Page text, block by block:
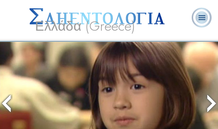
Ελλάδα (Greece)
Λ. Ρον
Χάμπαρντ
Τι είναι η
Σαηεντολογία;
Εθελοντές
Λειτουργοί
Συχνές Ερωτήσεις
και Απαντήσεις
Βιβλία